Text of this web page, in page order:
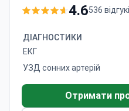
послуги перекладача та
входить до топ-10
медичних туристів і
візуалізації серця за
1–3 ночі, а більшість
активності протягом
4.6536
ДІАГНОСТИКИ
ЕКГ
УЗД сонних артерій
Отримати